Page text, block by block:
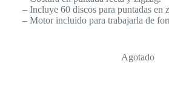
– Incluye 60 discos para puntadas en
– Motor incluido para trabajarla de
Agotado